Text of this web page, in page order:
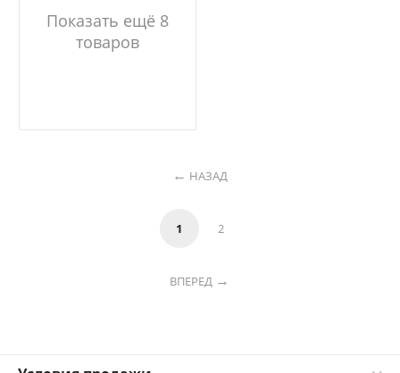
Показать ещё 8
товаров
НАЗАД
1 2
ВПЕРЕД